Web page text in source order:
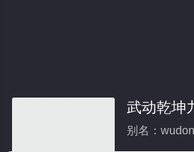
武动乾坤